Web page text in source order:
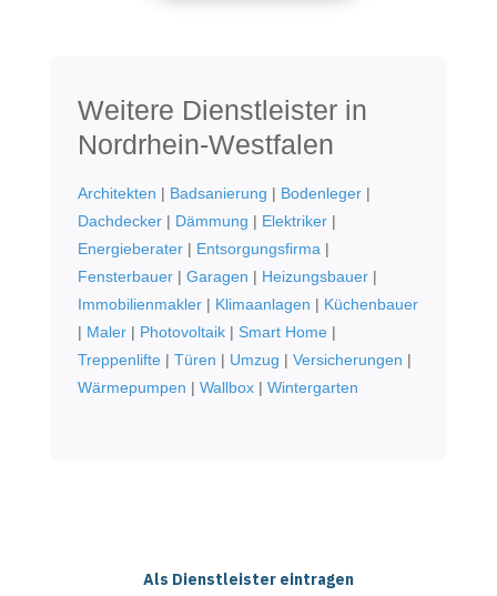
Weitere Dienstleister in
Nordrhein-Westfalen
Architekten | Badsanierung | Bodenleger|
Dachdecker| Dämmung | Elektriker|
Energieberater| Entsorgungsfirma |
Fensterbauer| Garagen | Heizungsbauer|
Immobilienmakler| Klimaanlagen | Küchenbauer
| Maler| Photovoltaik| Smart Home|
Treppenlifte| Türen | Umzug | Versicherungen |
Wärmepumpen | Wallbox| Wintergarten
Als Dienstleister eintragen